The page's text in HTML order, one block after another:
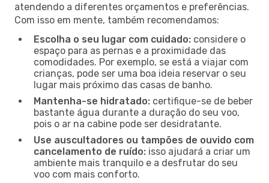
atendendo a diferentes orçamentos e preferências.
Com isso em mente, também recomendamos:
Escolha o seu lugar com cuidado: considere o
espaço para as pernas e a proximidade das
comodidades. Por exemplo, se está a viajar com
crianças, pode ser uma boa ideia reservar o seu
lugar mais próximo das casas de banho.
Mantenha-se hidratado: certifique-se de beber
bastante água durante a duração do seu voo,
pois o ar na cabine pode ser desidratante.
Use auscultadores ou tampões de ouvido com
cancelamento de ruído: isso ajudará a criar um
ambiente mais tranquilo e a desfrutar do seu
voo com mais conforto.